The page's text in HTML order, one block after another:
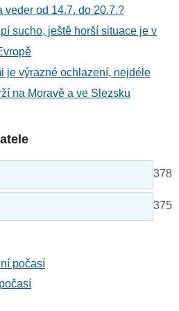
veder od 14.7. do 20.7.?
sucho, ještě horší situace je v
je výrazné ochlazení, nejdéle
na Moravě a ve Slezsku
378
375
počasí